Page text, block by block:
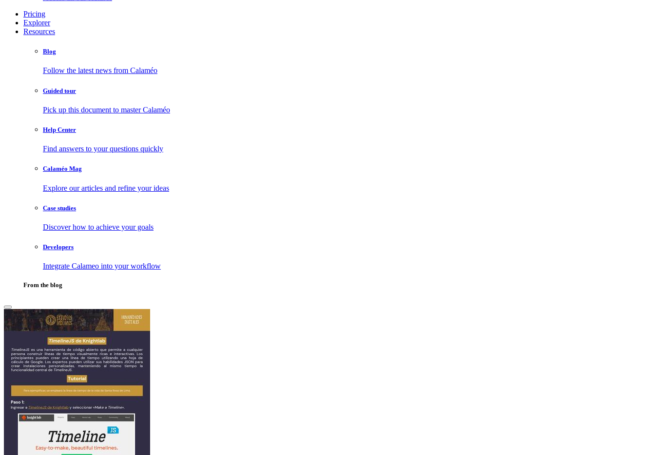
Pricing
Explorer
Resources
Blog
Follow the latest news from Calaméo
Guided tour
Pick up this document to master Calaméo
Help Center
Find answers to your questions quickly
Calaméo Mag
Explore our articles and refine your ideas
Case studies
Discover how to achieve your goals
Developers
Integrate Calameo into your workflow
From the blog